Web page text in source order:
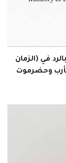
في (الزمان
وحضرموت